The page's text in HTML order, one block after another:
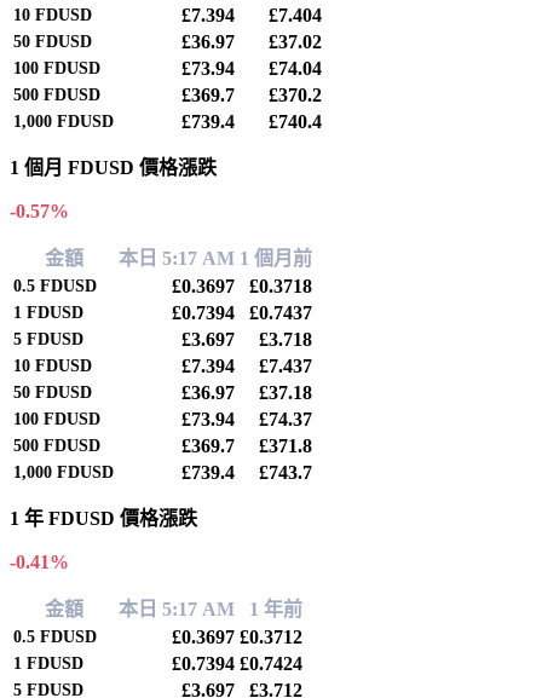
10 FDUSD £7.394 £7.404
50 FDUSD £36.97 £37.02
100 FDUSD £73.94 £74.04
500 FDUSD £369.7 £370.2
1,000 FDUSD £739.4 £740.4
1 個月 FDUSD 價格漲跌
-0.57%
金額 本日 5:17 AM 1 個月前
0.5 FDUSD £0.3697 £0.3718
1 FDUSD £0.7394 £0.7437
5 FDUSD £3.697 £3.718
10 FDUSD £7.394 £7.437
50 FDUSD £36.97 £37.18
100 FDUSD £73.94 £74.37
500 FDUSD £369.7 £371.8
1,000 FDUSD £739.4 £743.7
1 年 FDUSD 價格漲跌
-0.41%
金額 本日 5:17 AM 1 年前
0.5 FDUSD £0.3697 £0.3712
1 FDUSD £0.7394 £0.7424
5 FDUSD £3.697 £3.712